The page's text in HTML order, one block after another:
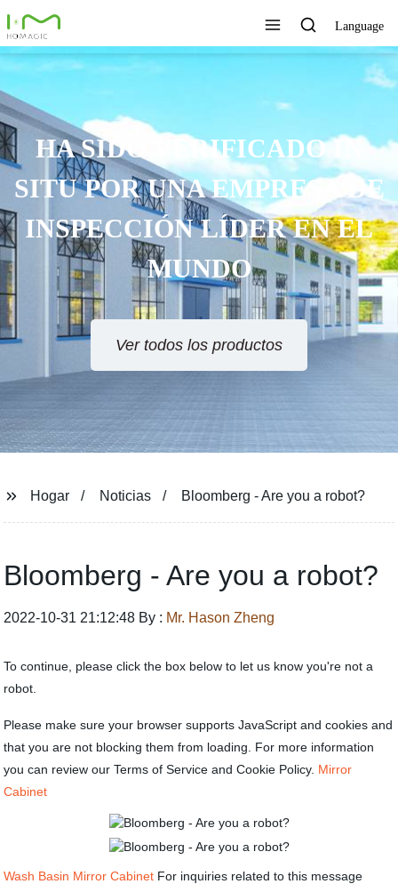
Language
HA SIDO VERIFICADO IN
SITU POR UNA EMPRESA DE
INSPECCIÓN LÍDER EN EL
MUNDO
Ver todos los productos
Hogar Noticias Bloomberg - Are you a robot?
Bloomberg - Are you a robot?
2022-10-31 21:12:48 By : Mr. Hason Zheng
To continue, please click the box below to let us know you're not a
robot.
Please make sure your browser supports JavaScript and cookies and
that you are not blocking them from loading. For more information
you can review our Terms of Service and Cookie Policy. Mirror
Cabinet
Wash Basin Mirror Cabinet For inquiries related to this message